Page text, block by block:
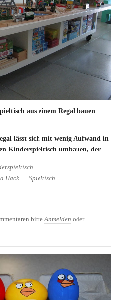
aus einem Regal bauen
lässt sich mit wenig Aufwand in
Kinderspieltisch umbauen, der
Hack
Spieltisch
- Kinderspieltisch aus einem Regal
bitteAnmelden oder